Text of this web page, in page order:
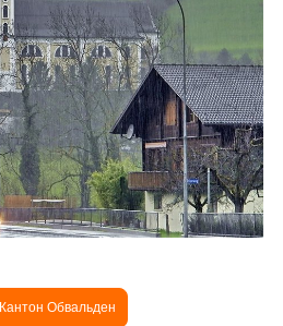
Кантон Обвальден